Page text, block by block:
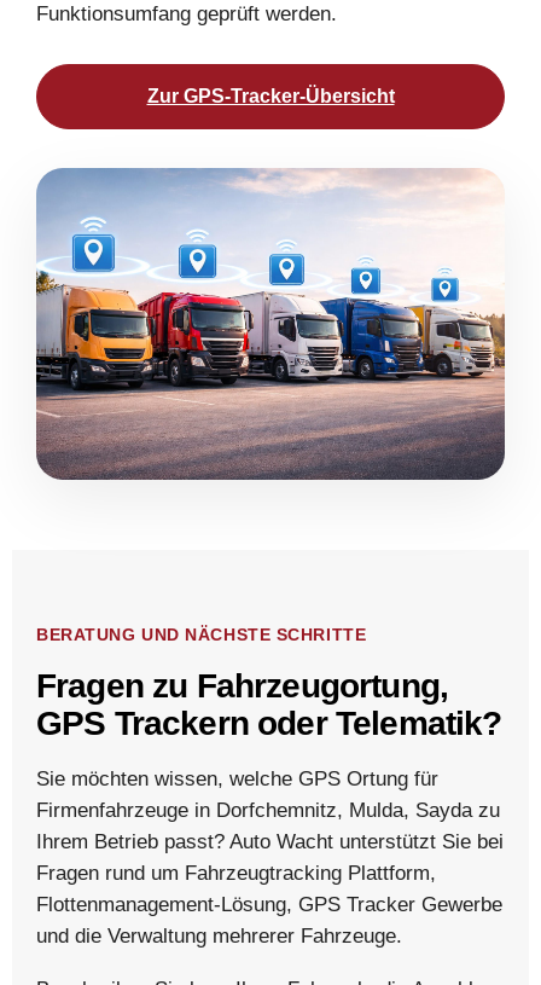
Funktionsumfang geprüft werden.
Zur GPS-Tracker-Übersicht
BERATUNG UND NÄCHSTE SCHRITTE
Fragen zu Fahrzeugortung,
GPS Trackern oder Telematik?
Sie möchten wissen, welche GPS Ortung für
Firmenfahrzeuge in Dorfchemnitz, Mulda, Sayda zu
Ihrem Betrieb passt? Auto Wacht unterstützt Sie bei
Fragen rund um Fahrzeugtracking Plattform,
Flottenmanagement-Lösung, GPS Tracker Gewerbe
und die Verwaltung mehrerer Fahrzeuge.